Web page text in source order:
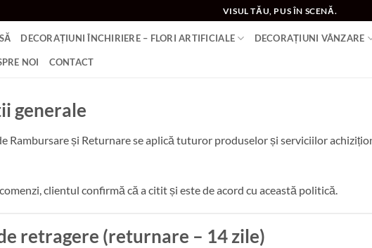
VISUL TĂU, PUS ÎN SCENĂ.
DECORAȚIUNI ÎNCHIRIERE – FLORI ARTIFICIALE DECORAȚIUNI VÂNZARE
NOI CONTACT
generale
Rambursare și Returnare se aplică tuturor produselor și serviciilor
clientul confirmă că a citit și este de acord cu această politică.
retragere (returnare – 14 zile)